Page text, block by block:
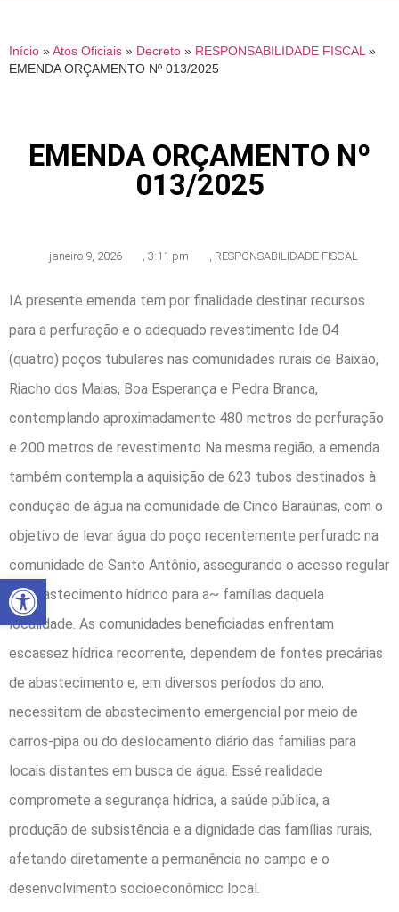
Início » Atos Oficiais » Decreto » RESPONSABILIDADE FISCAL»
EMENDA ORÇAMENTO Nº 013/2025
EMENDA ORÇAMENTO Nº
013/2025
janeiro 9, 2026 , 3:11 pm , RESPONSABILIDADE FISCAL
IA presente emenda tem por finalidade destinar recursos
para a perfuração e o adequado revestimentc Ide 04
(quatro) poços tubulares nas comunidades rurais de Baixão,
Riacho dos Maias, Boa Esperança e Pedra Branca,
contemplando aproximadamente 480 metros de perfuração
e 200 metros de revestimento Na mesma região, a emenda
também contempla a aquisição de 623 tubos destinados à
condução de água na comunidade de Cinco Baraúnas, com o
objetivo de levar água do poço recentemente perfuradc na
comunidade de Santo Antônio, assegurando o acesso regular
ao abastecimento hídrico para a~ famílias daquela
localidade. As comunidades beneficiadas enfrentam
escassez hídrica recorrente, dependem de fontes precárias
de abastecimento e, em diversos períodos do ano,
necessitam de abastecimento emergencial por meio de
carros-pipa ou do deslocamento diário das familias para
locais distantes em busca de água. Essé realidade
compromete a segurança hídrica, a saúde pública, a
produção de subsistência e a dignidade das famílias rurais,
afetando diretamente a permanência no campo e o
desenvolvimento socioeconômicc local.
Abrir a barra de ferramentas